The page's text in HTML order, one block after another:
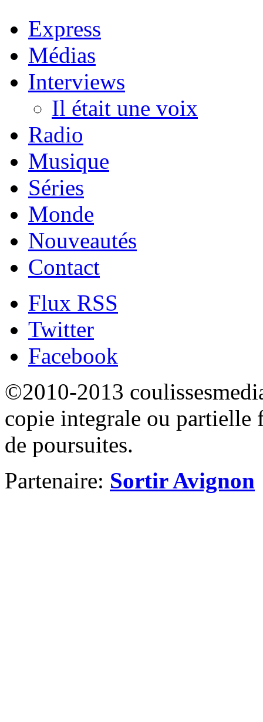
Express
Médias
Interviews
Il était une voix
Radio
Musique
Séries
Monde
Nouveautés
Contact
Flux RSS
Twitter
Facebook
©2010-2013
copie integrale ou partielle
de poursuites.
Partenaire: Sortir Avignon